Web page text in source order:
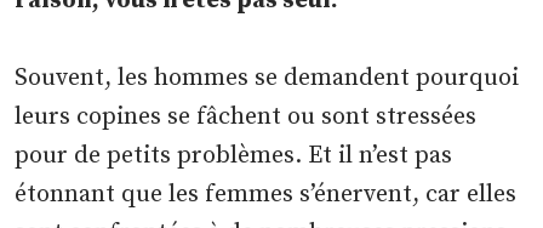
Souvent, les hommes se demandent pourquoi
leurs copines se fâchent ou sont stressées
pour de petits problèmes. Et il n’est pas
étonnant que les femmes s’énervent, car elles